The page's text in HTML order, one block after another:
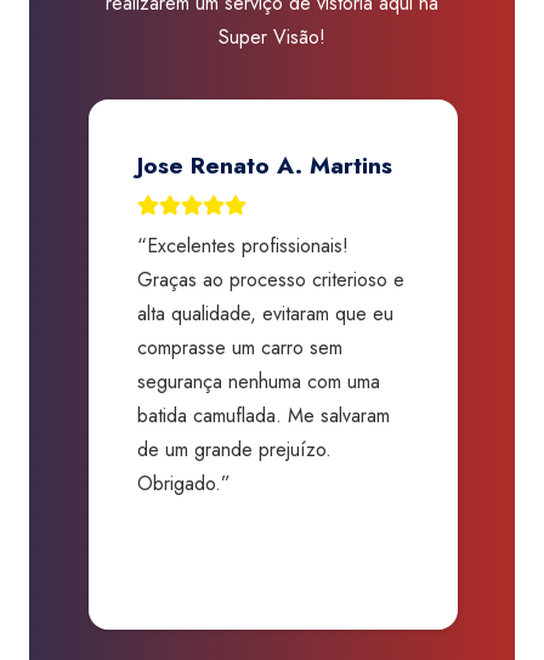
quantidade
Super Visão!
Jose Renato A. Martins
“Excelentes profissionais!
Graças ao processo criterioso e
alta qualidade, evitaram que eu
comprasse um carro sem
segurança nenhuma com uma
batida camuflada. Me salvaram
de um grande prejuízo.
Obrigado.”